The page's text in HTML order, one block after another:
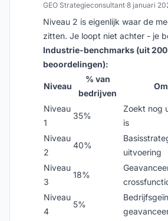
GEO Strategieconsultant·8 januari
Niveau 2 is eigenlijk waar de
zitten. Je loopt niet achter - je
Industrie-benchmarks (uit
beoordelingen):
Niveau
% van
bedrijven
Niveau
1
35%
Zoekt nog
is
Niveau
2
40%
uitvoering
Niveau
3
18%
Niveau
4
5%